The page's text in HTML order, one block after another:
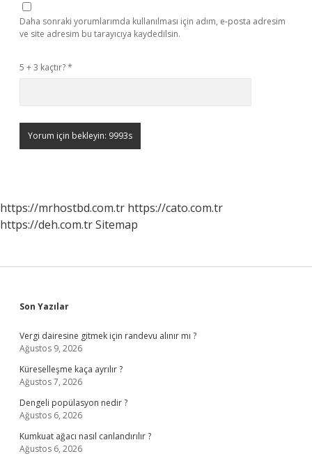
Daha sonraki yorumlarımda kullanılması için adım, e-posta adresim
ve site adresim bu tarayıcıya kaydedilsin.
5 + 3 kaçtır?*
https://mrhostbd.com.tr https://cato.com.tr
https://deh.com.trSitemap
Sidebar
Son Yazılar
Vergi dairesine gitmek için randevu alınır mı ?
Ağustos 9, 2026
Küreselleşme kaça ayrılır ?
Ağustos 7, 2026
Dengeli popülasyon nedir ?
Ağustos 6, 2026
Kumkuat ağacı nasıl canlandırılır ?
Ağustos 6, 2026